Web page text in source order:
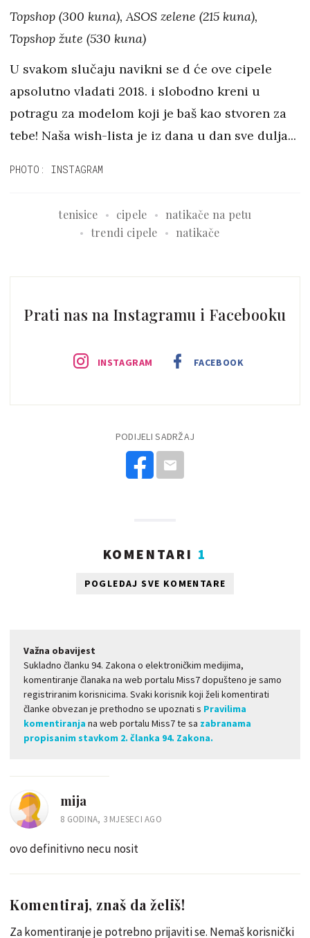
Topshop (300 kuna), ASOS zelene (215 kuna),
Topshop žute (530 kuna)
U svakom slučaju navikni se d će ove cipele
apsolutno vladati 2018. i slobodno kreni u
potragu za modelom koji je baš kao stvoren za
tebe! Naša wish-lista je iz dana u dan sve dulja...
PHOTO: INSTAGRAM
tenisice cipele
natikače na petu
trendi cipele
natikače
Prati nas na Instagramu i Facebooku
INSTAGRAM FACEBOOK
PODIJELI SADRŽAJ
KOMENTARI 1
POGLEDAJ SVE KOMENTARE
Važna obavijest
Sukladno članku 94. Zakona o elektroničkim medijima,
komentiranje članaka na web portalu Miss7 dopušteno je samo
registriranim korisnicima. Svaki korisnik koji želi komentirati
članke obvezan je prethodno se upoznati s Pravilima
komentiranja na web portalu Miss7 te sa zabranama
propisanim stavkom 2. članka 94. Zakona.
mija
8 GODINA, 3 MJESECI AGO
ovo definitivno necu nosit
Komentiraj, znaš da želiš!
Za komentiranje je potrebno prijaviti se. Nemaš korisnički